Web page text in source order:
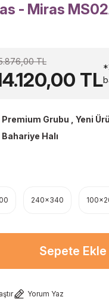
- Miras
TL
TL
Premium Grubu
Yeni
Bahariye Halı
240x340
Sepete Ekle
Yorum Yaz